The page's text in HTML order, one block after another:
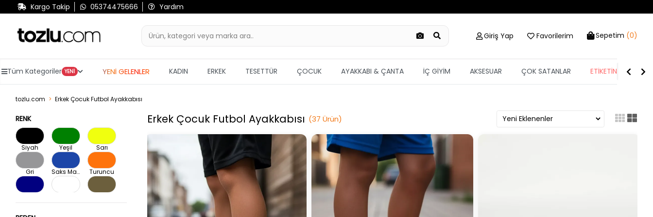
Kargo Takip 05374475666 Yardım
Giriş Yap Favorilerim Sepetim (0)
Tüm Kategoriler YENİ YENİ GELENLER KADIN ERKEK TESETTÜR ÇOCUK AYAKKABI & ÇANTA İÇ GİYİM AKSESUAR ÇOK SATANLAR ETİKETİN YARISI
tozlu.com Erkek Çocuk Futbol Ayakkabısı
RENK
Siyah Yeşil Sarı
Gri Saks Mavisi Turuncu
Erkek Çocuk Futbol Ayakkabısı (37 Ürün)